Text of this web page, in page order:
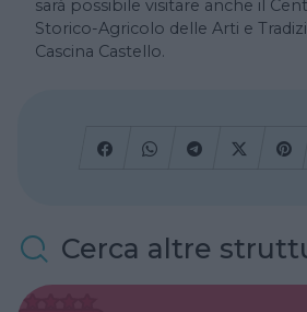
sarà possibile visitare anche il
Storico-Agricolo delle Arti e
Cascina Castello.
Cerca altre